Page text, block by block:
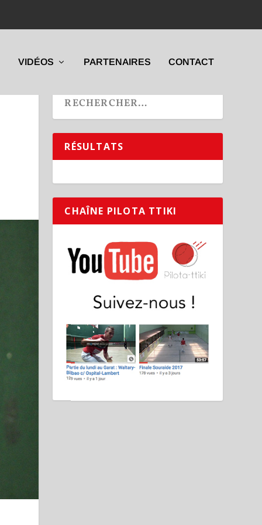
VIDÉOS PARTENAIRES CONTACT
RÉSULTATS
CHAÎNE PILOTA TTIKI